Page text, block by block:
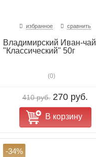
избранное сравнить
Владимирский Иван-чай
"Классический" 50г
(0)
410 руб. 270 руб.
В корзину
-34%